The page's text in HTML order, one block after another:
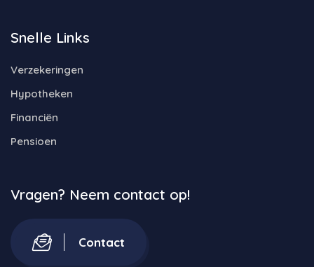
Snelle Links
Verzekeringen
Hypotheken
Financiën
Pensioen
Vragen? Neem contact op!
Contact